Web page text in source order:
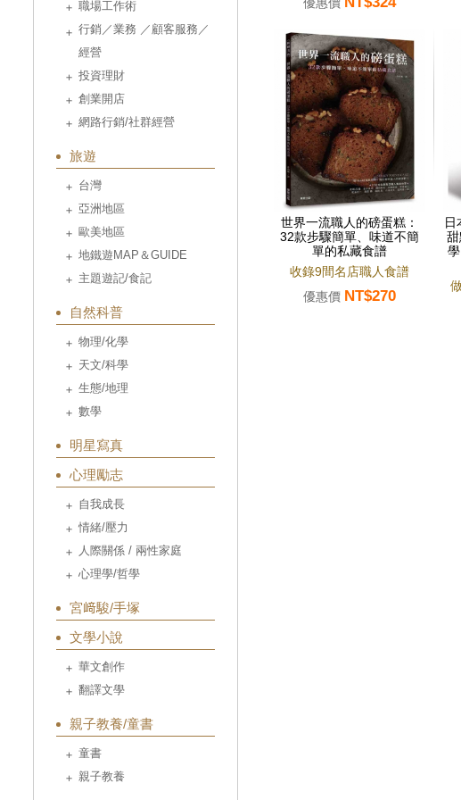
職場工作術
行銷／業務 ／顧客服務／
經營
投資理財
創業開店
網路行銷/社群經營
旅遊
台灣
亞洲地區
歐美地區
地鐵遊MAP＆GUIDE
主題遊記/食記
自然科普
物理/化學
天文/科學
生態/地理
數學
明星寫真
心理勵志
自我成長
情緒/壓力
人際關係 / 兩性家庭
心理學/哲學
宮﨑駿/手塚
文學小說
華文創作
翻譯文學
親子教養/童書
童書
親子教養
優惠價
世界一流職人的磅蛋糕：
32款步驟簡單、味道不簡
單的私藏食譜
收錄9間名店職人食譜
優惠價 NT$270